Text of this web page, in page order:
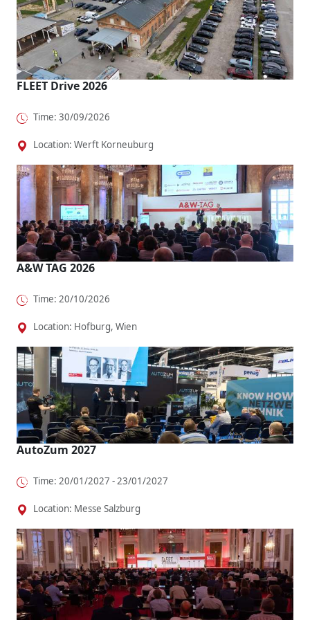
Fahrspaß
o...
Shuttle-...
maßgesch..
.
FLEET Drive 2026
Time: 30/09/2026
Location: Werft Korneuburg
A&W TAG 2026
Time: 20/10/2026
Location: Hofburg, Wien
AutoZum 2027
Time: 20/01/2027 - 23/01/2027
Location: Messe Salzburg